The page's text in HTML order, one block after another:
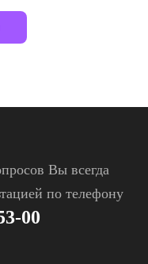
Вы всегда
по телефону
00